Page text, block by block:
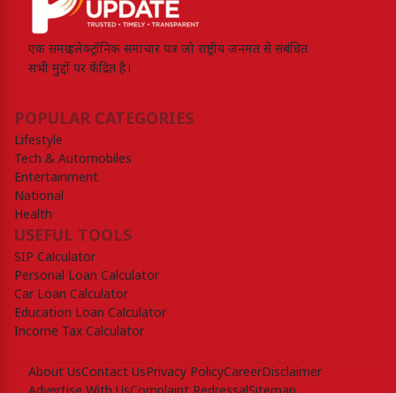
एक समग्र इलेक्ट्रॉनिक समाचार पत्र जो राष्ट्रीय जनमत से संबंधित
सभी मुद्दों पर केंद्रित है।
POPULAR CATEGORIES
Lifestyle
Tech & Automobiles
Entertainment
National
Health
USEFUL TOOLS
SIP Calculator
Personal Loan Calculator
Car Loan Calculator
Education Loan Calculator
Income Tax Calculator
About UsContact UsPrivacy PolicyCareerDisclaimer